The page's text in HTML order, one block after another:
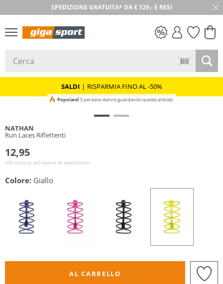
SPEDIZIONE GRATUITA* DA € 129,- E RESI
30 GIORNI DI RESO
SALDI | RISPARMIA FINO AL -50%
Popolare! 5 persone stanno guardando questo articolo
NATHAN
Run Laces Riflettenti
12,95
IVA inclusa, più spese di spedizione
Colore: Giallo
AL CARRELLO